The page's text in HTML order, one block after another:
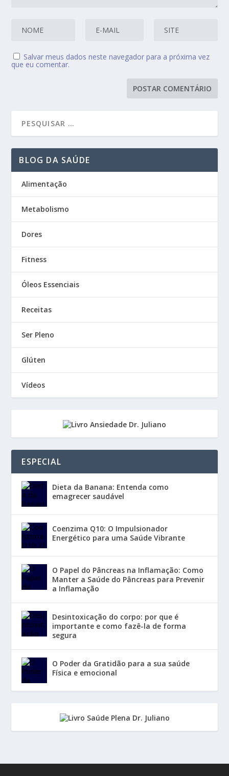
Salvar meus dados neste navegador para a próxima vez
que eu comentar.
BLOG DA SAÚDE
Alimentação
Metabolismo
Dores
Fitness
Óleos Essenciais
Receitas
Ser Pleno
Glúten
Vídeos
ESPECIAL
Dieta da Banana: Entenda como
emagrecer saudável
Coenzima Q10: O Impulsionador
Energético para uma Saúde Vibrante
O Papel do Pâncreas na Inflamação: Como
Manter a Saúde do Pâncreas para Prevenir
a Inflamação
Desintoxicação do corpo: por que é
importante e como fazê-la de forma
segura
O Poder da Gratidão para a sua saúde
Física e emocional